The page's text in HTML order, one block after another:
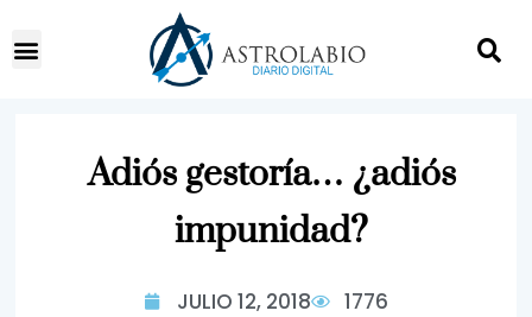
Adiós gestoría… ¿adiós
impunidad?
JULIO 12, 2018 1776